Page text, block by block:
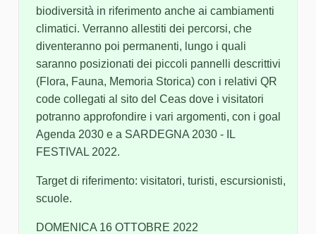
biodiversità in riferimento anche ai cambiamenti
climatici. Verranno allestiti dei percorsi, che
diventeranno poi permanenti, lungo i quali
saranno posizionati dei piccoli pannelli descrittivi
(Flora, Fauna, Memoria Storica) con i relativi QR
code collegati al sito del Ceas dove i visitatori
potranno approfondire i vari argomenti, con i goal
Agenda 2030 e a SARDEGNA 2030 - IL
FESTIVAL 2022.
Target di riferimento: visitatori, turisti, escursionisti,
scuole.
DOMENICA 16 OTTOBRE 2022